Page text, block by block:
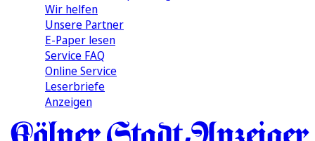
Wir helfen
Unsere Partner
E-Paper lesen
Service FAQ
Online Service
Leserbriefe
Anzeigen